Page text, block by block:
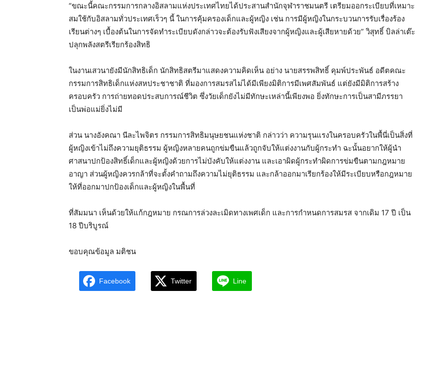
“ขณะนี้คณะกรรมการกลางอิสลามแห่งประเทศไทยได้ประสานสํานักจุฬาราชมนตรี เตรียมออกระเบียบที่เหมาะ
สมใช้กับอิสลามทั่วประเทศเร็วๆ นี้ ในการคุ้มครองเด็กและผู้หญิง เช่น การมีผู้หญิงในกระบวนการรับเรื่องร้อง
เรียนต่างๆ เบื้องต้นในการจัดทำระเบียบดังกล่าวจะต้องรับฟังเสียงจากผู้หญิงและผู้เสียหายด้วย” วิสุทธิ์ บิลล่าเต๊ะ
ปลุกพลังสตรีเรียกร้องสิทธิ
ในงานเสวนายังมีนักสิทธิเด็ก นักสิทธิสตรีมาแสดงความคิดเห็น อย่าง นายสรรพสิทธิ์ คุมพ์ประพันธ์ อดีตคณะ
กรรมการสิทธิเด็กแห่งสหประชาชาติ ที่มองการสมรสไม่ได้มีเพียงมิติการมีเพศสัมพันธ์ แต่ยังมีมิติการสร้าง
ครอบครัว การถ่ายทอดประสบการณ์ชีวิต ซึ่งวัยเด็กยังไม่มีทักษะเหล่านี้เพียงพอ ยิ่งทักษะการเป็นสามีภรรยา
เป็นพ่อแม่ยิ่งไม่มี
ส่วน นางอังคณา นีละไพจิตร กรรมการสิทธิมนุษยชนแห่งชาติ กล่าวว่า ความรุนแรงในครอบครัวในพื้นี่เป็นสิ่งที่
ผู้หญิงเข้าไม่ถึงความยุติธรรม ผู้หญิงหลายคนถูกข่มขืนแล้วถูกจับให้แต่งงานกับผู้กระทำ ฉะนั้นอยากให้ผู้นำ
ศาสนาปกป้องสิทธิ์เด็กและผู้หญิงด้วยการไม่บังคับให้แต่งงาน และเอาผิดผู้กระทำผิดการข่มขืนตามกฎหมาย
อาญา ส่วนผู้หญิงควรกล้าที่จะตั้งคำถามถึงความไม่ยุติธรรม และกล้าออกมาเรียกร้องให้มีระเบียบหรือกฎหมาย
ให้ที่ออกมาปกป้องเด็กและผู้หญิงในพื้นที่
ที่สัมมนา เห็นด้วยให้แก้กฎหมาย กรณการล่วงละเมิดทางเพศเด็ก และการกำหนดการสมรส จากเดิม 17 ปี เป็น
18 ปีบริบูรณ์
ขอบคุณข้อมูล มติชน
Facebook Twitter Line